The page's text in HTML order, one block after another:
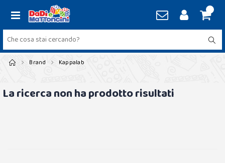
Brand Kappalab
La ricerca non ha prodotto risultati